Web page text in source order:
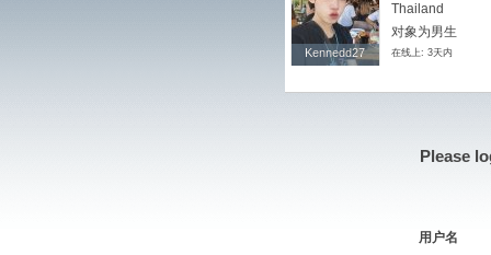
Kennedd27
Kennedd27
Thailand
对象为男生
在线上: 3天内
Please
用户名